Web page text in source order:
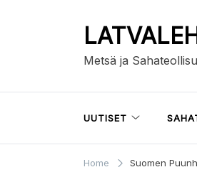
Metsä ja
UUTISET
Home Suomen